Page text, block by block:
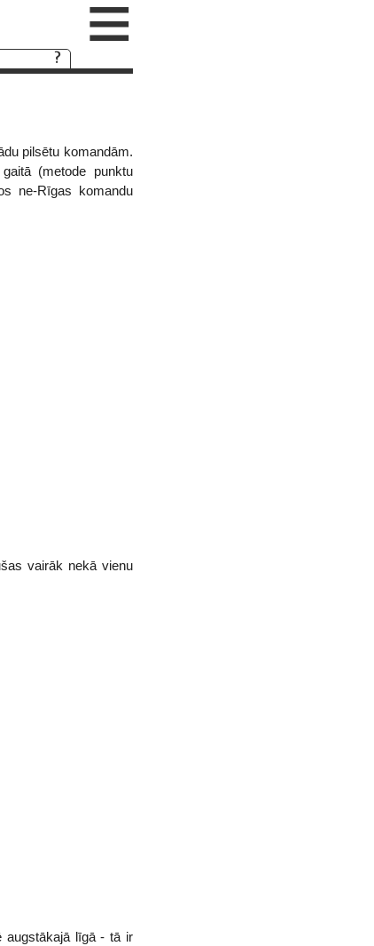
≡
pilsētu komandām.
(metode punktu
ne-Rīgas komandu
vairāk nekā vienu
augstākajā līgā - tā ir